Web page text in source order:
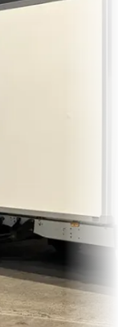
161pk bakwagen
km · Diesel ·
Wal Vans·
aanbieding →